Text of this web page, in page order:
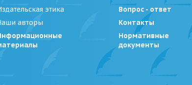
этика
авторы
Вопрос - ответ
Контакты
Нормативные
документы